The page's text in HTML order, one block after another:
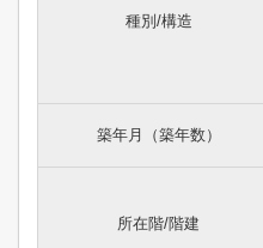
種別/構造
築年月（築年数）
所在階/階建